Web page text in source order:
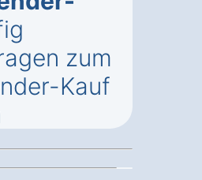
zum
Kauf